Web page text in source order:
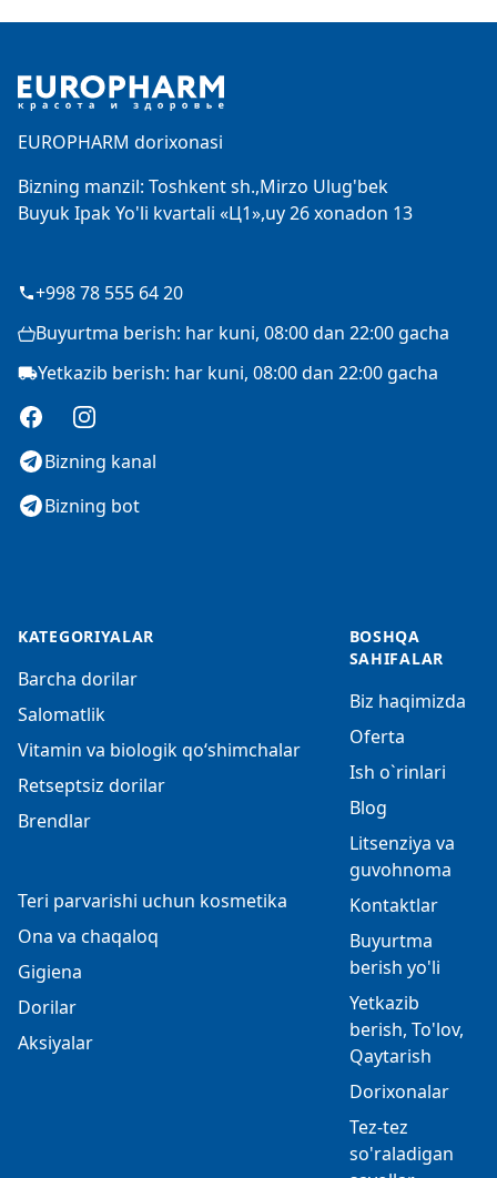
EUROPHARM dorixonasi
Bizning manzil: Toshkent sh.,Mirzo Ulug'bek
Buyuk Ipak Yo'li kvartali «Ц1»,uy 26 xonadon 13
+998 78 555 64 20
Buyurtma berish: har kuni, 08:00 dan 22:00 gacha
Yetkazib berish: har kuni, 08:00 dan 22:00 gacha
FacebookInstagram
Bizning kanal
Bizning bot
KATEGORIYALAR
Barcha dorilar
Salomatlik
Vitamin va biologik qo‘shimchalar
Retseptsiz dorilar
Brendlar
Teri parvarishi uchun kosmetika
Ona va chaqaloq
Gigiena
Dorilar
Aksiyalar
BOSHQA
SAHIFALAR
Biz haqimizda
Oferta
Ish o`rinlari
Blog
Litsenziya va
guvohnoma
Kontaktlar
Buyurtma
berish yo'li
Yetkazib
berish, To'lov,
Qaytarish
Dorixonalar
Tez-tez
so'raladigan